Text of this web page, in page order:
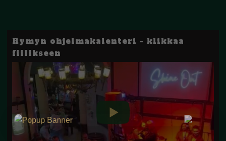
Rymyn ohjelmakalenteri - klikkaa
fiilikseen